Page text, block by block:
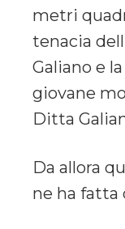
metri
tenacia
Galiano e
giovane
Ditta
Da allora
ne ha fatta